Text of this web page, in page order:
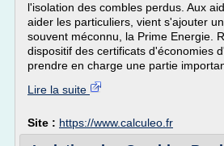
l'isolation des combles perdus. Aux
aider les particuliers, vient s'ajouter
souvent méconnu, la Prime Energie.
dispositif des certificats d'économies
prendre en charge une partie
Lire la suite
Site : https://www.calculeo.fr